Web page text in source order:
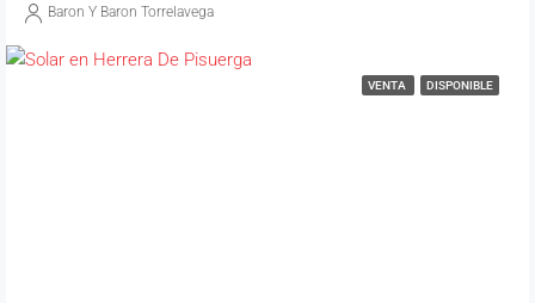
Baron Y Baron Torrelavega
VENTA DISPONIBLE